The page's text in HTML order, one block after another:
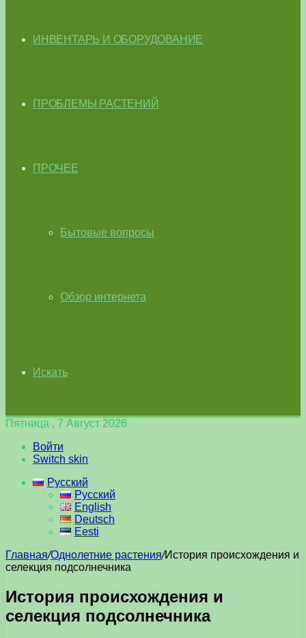
ИНВЕНТАРЬ И ОБОРУДОВАНИЕ
ПРОБЛЕМЫ РАСТЕНИЙ
ПРОЧЕЕ
Бытовые вопросы
Обзор интернета
Искать
Пятница , 7 Август 2026
Войти
Switch skin
Русский
Русский
English
Deutsch
Eesti
Главная/Однолетние растения/История происхождения и
селекция подсолнечника
История происхождения и
селекция подсолнечника